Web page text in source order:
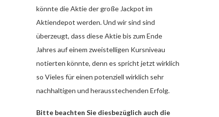
könnte die Aktie der große Jackpot im
Aktiendepot werden. Und wir sind sind
überzeugt, dass diese Aktie bis zum Ende
Jahres auf einem zweistelligen Kursniveau
notierten könnte, denn es spricht jetzt wirklich
so Vieles für einen potenziell wirklich sehr
nachhaltigen und herausstechenden Erfolg.
Bitte beachten Sie diesbezüglich auch die